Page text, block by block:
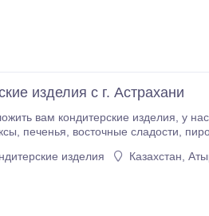
изделия с г. Астрахани
вам кондитерские изделия, у
печенья, восточные сладости,
изделия Казахстан,